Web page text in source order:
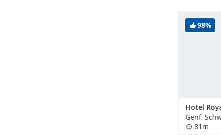
98%
Genf,
81m